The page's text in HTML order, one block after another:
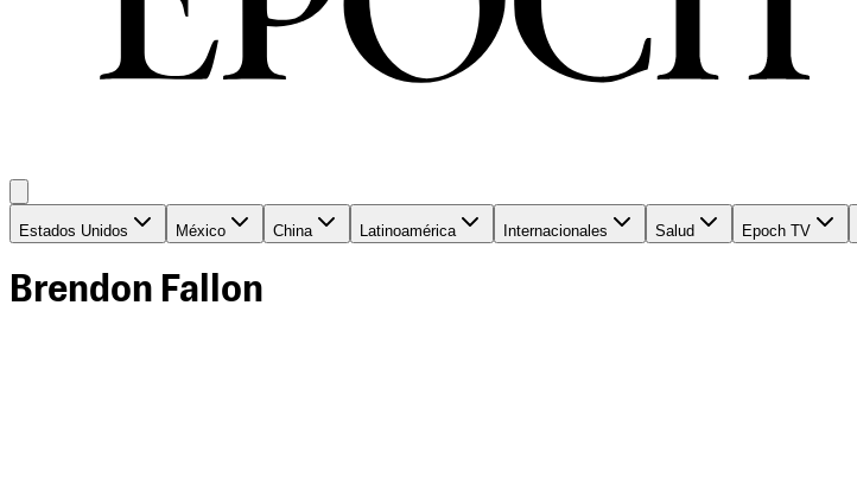
Estados Unidos México China Latinoamérica Internacionales Salud Epoch TV
Brendon Fallon